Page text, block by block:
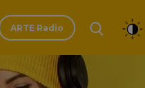
ARTE Radio